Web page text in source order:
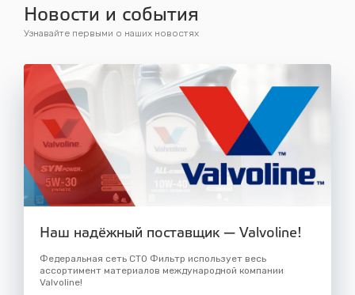
Новости и события
Узнавайте первыми о наших новостях
Наш надёжный поставщик — Valvoline!
Федеральная сеть СТО Фильтр использует весь
ассортимент материалов международной компании
Valvoline!